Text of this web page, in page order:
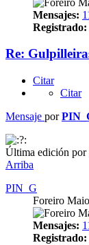
Mensajes:
Registrado:
Re:
Citar
Citar
Mensaje por
Última edición por
Arriba
PIN_G
Foreiro
Mensajes:
Registrado: